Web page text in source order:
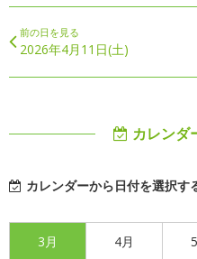
前の日を見る
2026年4月11日(土)
カレンダ
カレンダーから日付を選択す
3月 4月